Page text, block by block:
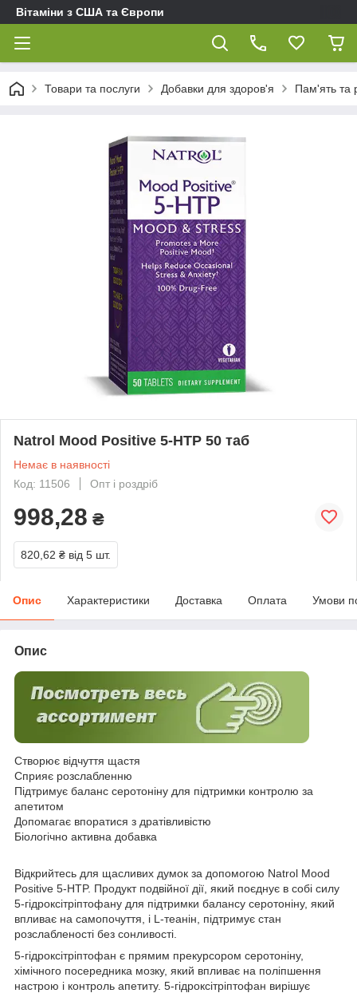
Вітаміни з США та Європи
Товари та послуги Добавки для здоров'я Пам'ять та
Natrol Mood Positive 5-HTP 50 таб
Немає в наявності
Код: 11506
Опт і роздріб
998,28 ₴
820,62 ₴ від 5 шт.
Опис Характеристики Доставка Оплата Умови
Опис
Створює відчуття щастя
Сприяє розслабленню
Підтримує баланс серотоніну для підтримки контролю за
апетитом
Допомагає впоратися з дратівливістю
Біологічно активна добавка
Відкрийтесь для щасливих думок за допомогою Natrol Mood
Positive 5-HTP. Продукт подвійної дії, який поєднує в собі силу
5-гідроксітріптофану для підтримки балансу серотоніну, який
впливає на самопочуття, і L-теанін, підтримує стан
розслабленості без сонливості.
5-гідроксітріптофан є прямим прекурсором серотоніну,
хімічного посередника мозку, який впливає на поліпшення
настрою і контроль апетиту. 5-гідроксітріптофан вирішує